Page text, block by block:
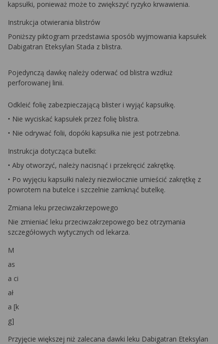
kapsułki, ponieważ może to zwiększyć ryzyko krwawienia.
Instrukcja otwierania blistrów
Poniższy piktogram przedstawia sposób wyjmowania kapsułek
Dabigatran Eteksylan Stada z blistra.
Pojedynczą dawkę należy oderwać od blistra wzdłuż
perforowanej linii.
Odkleić folię zabezpieczającą blister i wyjąć kapsułkę.
• Nie wyciskać kapsułek przez folię blistra.
• Nie odrywać folii, dopóki kapsułka nie jest potrzebna.
Instrukcja dotycząca butelki:
• Aby otworzyć, należy nacisnąć i przekręcić zakrętkę.
• Po wyjęciu kapsułki należy niezwłocznie umieścić zakrętkę z
powrotem na butelce i szczelnie zamknąć butelkę.
Zmiana leku przeciwzakrzepowego
Nie zmieniać leku przeciwzakrzepowego bez otrzymania
szczegółowych wytycznych od lekarza.
M
as
a ci
ał
a [k
g]
Przyjęcie większej niż zalecana dawki leku Dabigatran Eteksylan